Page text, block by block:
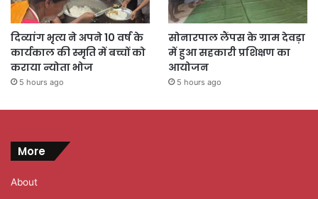
दिव्यांग भृत्य ने अपने 10 वर्ष के
कार्यकाल की स्मृति में बच्चों को
कराया न्योता भोज
5 hours ago
सोनारपाल लैंपस के ग्राम देवड़ा
में हुआ सहकारी प्रशिक्षण का
आयोजन
5 hours ago
More
About